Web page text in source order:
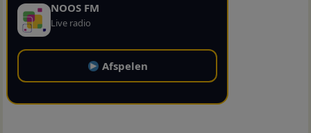
NOOS FM
Live radio
Afspelen